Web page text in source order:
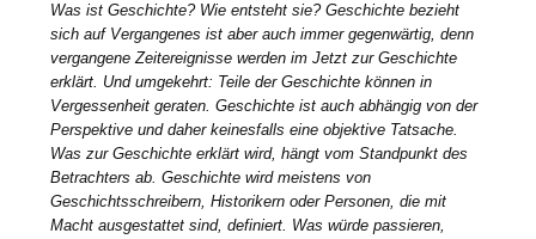
Was ist Geschichte? Wie entsteht sie? Geschichte bezieht
sich auf Vergangenes ist aber auch immer gegenwärtig, denn
vergangene Zeitereignisse werden im Jetzt zur Geschichte
erklärt. Und umgekehrt: Teile der Geschichte können in
Vergessenheit geraten. Geschichte ist auch abhängig von der
Perspektive und daher keinesfalls eine objektive Tatsache.
Was zur Geschichte erklärt wird, hängt vom Standpunkt des
Betrachters ab. Geschichte wird meistens von
Geschichtsschreibern, Historikern oder Personen, die mit
Macht ausgestattet sind, definiert. Was würde passieren,